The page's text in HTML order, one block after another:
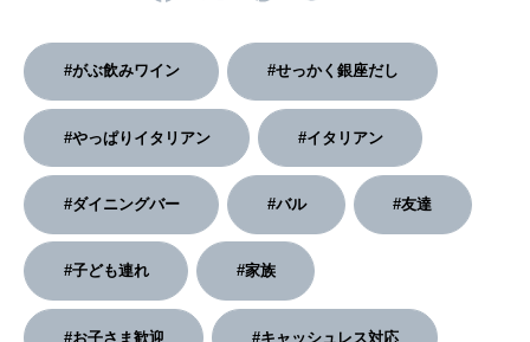
2026年5月号「“大好き”に出会いに。韓国」
2026年4月号「未来をつくる、学びの教科書。」
2026年3月号「スイーツ予想図 2026」
2026年2月号「良運を掴む 新・開運術。」
2026年1月号「猫がいれば、幸せ」
FOLLOW US!
#がぶ飲みワイン #せっかく銀座だし
#やっぱりイタリアン #イタリアン
#ダイニングバー #バル #友達
#子ども連れ #家族
#お子さま歓迎 #キャッシュレス対応